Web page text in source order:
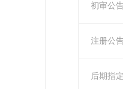
初审公
注册公
后期指